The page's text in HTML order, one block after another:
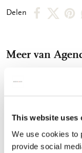
This website uses
We use cookies to
provide social
Delen
DeelDeel
Meer van